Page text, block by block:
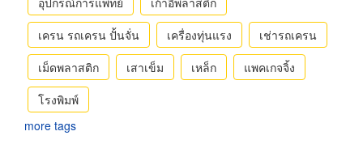
เครน รถเครน ปั้นจั่น
เครื่องทุ่นแรง
เช่ารถเครน
เม็ดพลาสติก
เสาเข็ม เหล็ก
แพคเกจจิ้ง
โรงพิมพ์
more tags